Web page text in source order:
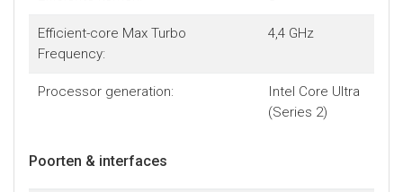
Efficient-core Max Turbo
Frequency:
4,4 GHz
Processor generation:
Intel Core Ultra
(Series 2)
Poorten & interfaces